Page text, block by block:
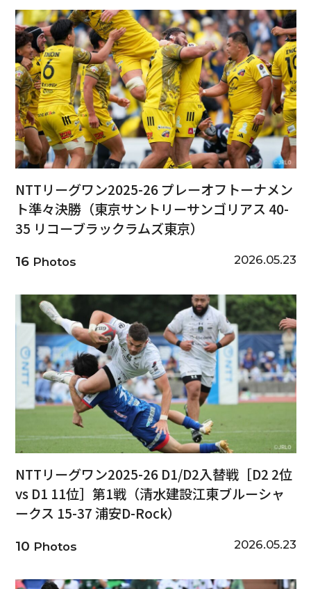
NTTリーグワン2025-26 プレーオフトーナメン
ト準々決勝（東京サントリーサンゴリアス 40-
35 リコーブラックラムズ東京）
16Photos 2026.05.23
NTTリーグワン2025-26 D1/D2入替戦［D2 2位
vs D1 11位］第1戦（清水建設江東ブルーシャ
ークス 15-37 浦安D-Rock）
10 Photos 2026.05.23